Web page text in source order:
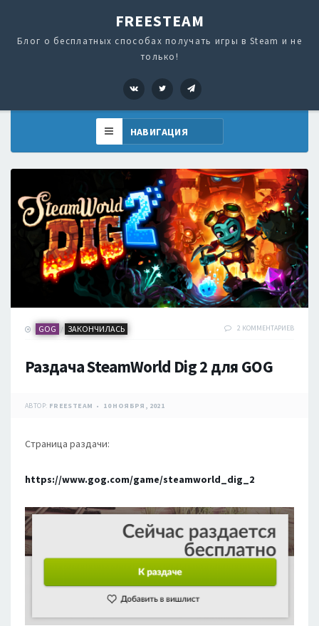
FREESTEAM
Блог о бесплатных способах получать игры в Steam и не
только!
VK Twitter
GOG / ЗАКОНЧИЛАСЬ 2 КОММЕНТАРИЕВ
Раздача SteamWorld Dig 2 для GOG
АВТОР: FREESTEAM 10 НОЯБРЯ, 2021
Страница раздачи:
https://www.gog.com/game/steamworld_dig_2